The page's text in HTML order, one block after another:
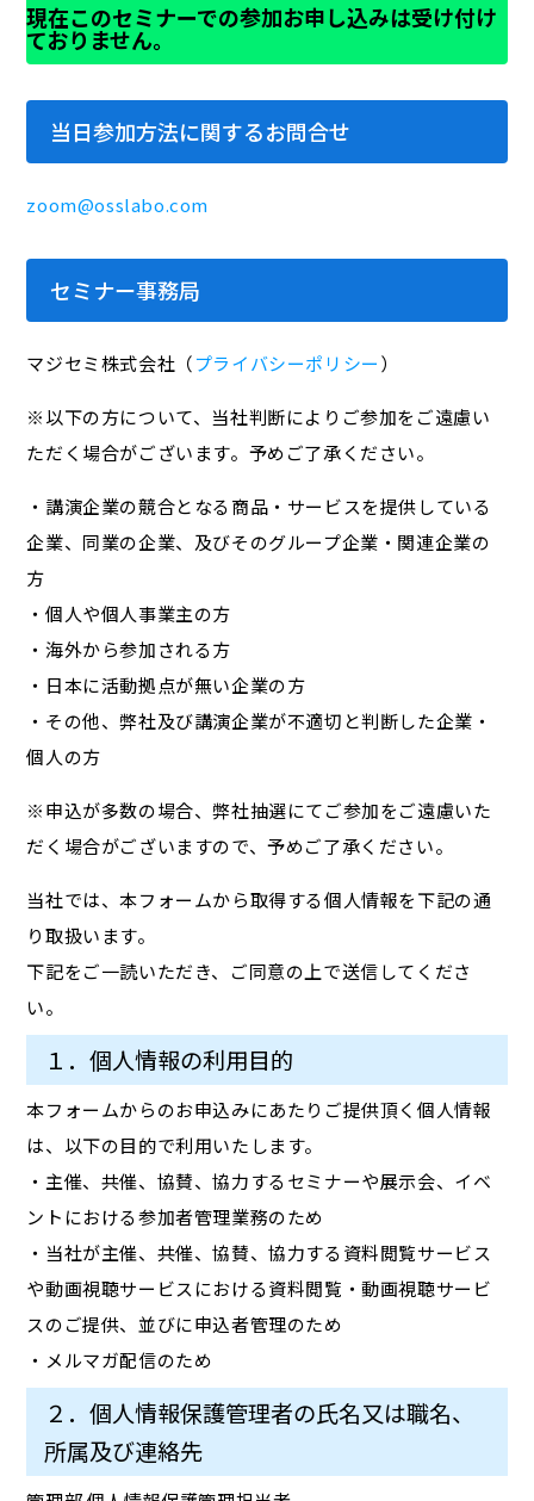
現在このセミナーでの参加お申し込みは受け付け
ておりません。
当日参加方法に関するお問合せ
zoom@osslabo.com
セミナー事務局
マジセミ株式会社（プライバシーポリシー）
※以下の方について、当社判断によりご参加をご遠慮い
ただく場合がございます。予めご了承ください。
・講演企業の競合となる商品・サービスを提供している
企業、同業の企業、及びそのグループ企業・関連企業の
方
・個人や個人事業主の方
・海外から参加される方
・日本に活動拠点が無い企業の方
・その他、弊社及び講演企業が不適切と判断した企業・
個人の方
※申込が多数の場合、弊社抽選にてご参加をご遠慮いた
だく場合がございますので、予めご了承ください。
当社では、本フォームから取得する個人情報を下記の通
り取扱います。
下記をご一読いただき、ご同意の上で送信してくださ
い。
１．個人情報の利用目的
本フォームからのお申込みにあたりご提供頂く個人情報
は、以下の目的で利用いたします。
・主催、共催、協賛、協力するセミナーや展示会、イベ
ントにおける参加者管理業務のため
・当社が主催、共催、協賛、協力する資料閲覧サービス
や動画視聴サービスにおける資料閲覧・動画視聴サービ
スのご提供、並びに申込者管理のため
・メルマガ配信のため
２．個人情報保護管理者の氏名又は職名、
所属及び連絡先